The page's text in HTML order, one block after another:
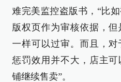
难完美监控盗版书，“比
版权页作为审核依据，
一样可以过审。而且，
惩罚效用并不大，店主
铺继续售卖”。